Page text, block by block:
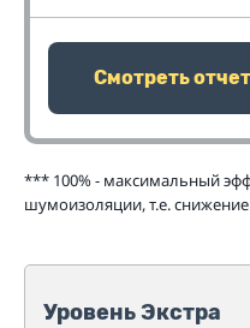
Смотреть
*** 100% - максимальный
шумоизоляции, т.е.
Уровень Экстра